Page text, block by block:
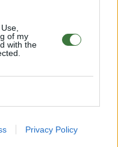
of my
with the
Privacy Policy